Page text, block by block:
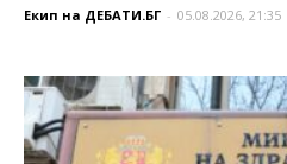
Екип на ДЕБАТИ.БГ - 05.08.2026, 21:35